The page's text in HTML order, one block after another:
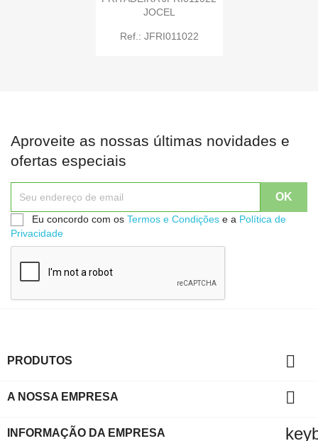
JOCEL
Ref.: JFRI011022
Aproveite as nossas últimas novidades e
ofertas especiais
Eu concordo com os Termos e Condições e a Política de
Privacidade
PRODUTOS 
A NOSSA EMPRESA 
INFORMAÇÃO DA EMPRESA